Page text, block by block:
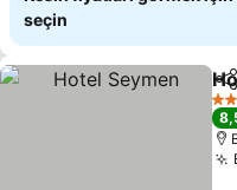
seçin
3